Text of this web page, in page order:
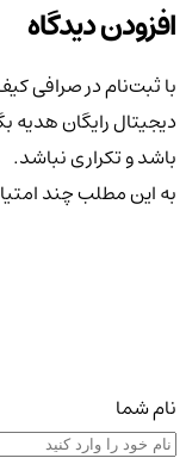
افزودن دیدگاه
با ثبت‌نام در صرافی
باشد و تکراری نباشد.
به این مطلب چند
نام شما